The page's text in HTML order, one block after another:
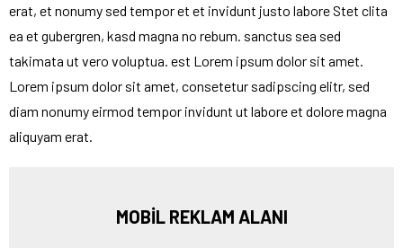
erat, et nonumy sed tempor et et invidunt justo labore Stet clita
ea et gubergren, kasd magna no rebum. sanctus sea sed
takimata ut vero voluptua. est Lorem ipsum dolor sit amet.
Lorem ipsum dolor sit amet, consetetur sadipscing elitr, sed
diam nonumy eirmod tempor invidunt ut labore et dolore magna
aliquyam erat.
MOBİL REKLAM ALANI